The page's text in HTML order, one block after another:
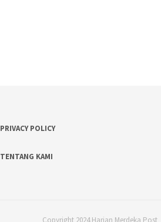
PRIVACY POLICY
TENTANG KAMI